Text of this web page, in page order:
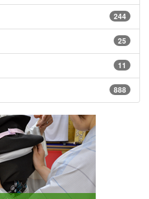
244
25
11
888